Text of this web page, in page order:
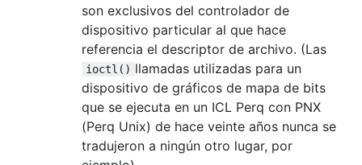
son exclusivos del controlador de
dispositivo particular al que hace
referencia el descriptor de archivo. (Las
ioctl() llamadas utilizadas para un
dispositivo de gráficos de mapa de bits
que se ejecuta en un ICL Perq con PNX
(Perq Unix) de hace veinte años nunca se
tradujeron a ningún otro lugar, por